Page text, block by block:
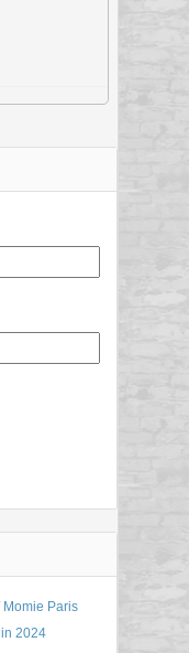
Momie Paris
2024